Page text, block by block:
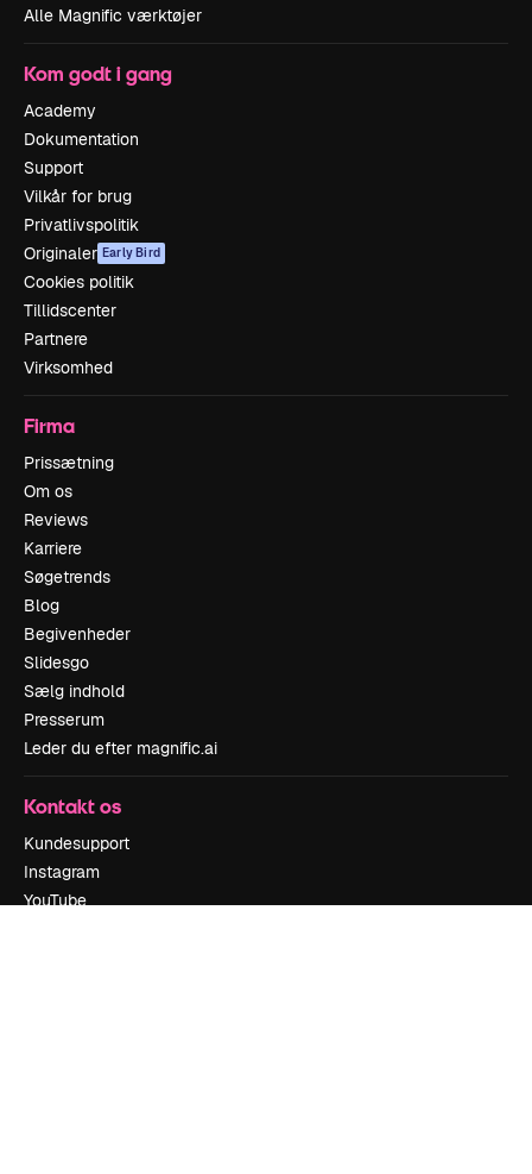
Alle Magnific værktøjer
Kom godt i gang
Academy
Dokumentation
Support
Vilkår for brug
Privatlivspolitik
Originaler Early Bird
Cookies politik
Tillidscenter
Partnere
Virksomhed
Firma
Prissætning
Om os
Reviews
Karriere
Søgetrends
Blog
Begivenheder
Slidesgo
Sælg indhold
Presserum
Leder du efter magnific.ai
Kontakt os
Kundesupport
Instagram
YouTube